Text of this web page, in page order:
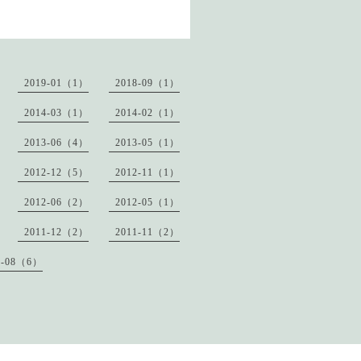
2019-01（1） 2018-09（1）
2014-03（1） 2014-02（1）
2013-06（4） 2013-05（1）
2012-12（5） 2012-11（1）
2012-06（2） 2012-05（1）
2011-12（2） 2011-11（2）
08（6）